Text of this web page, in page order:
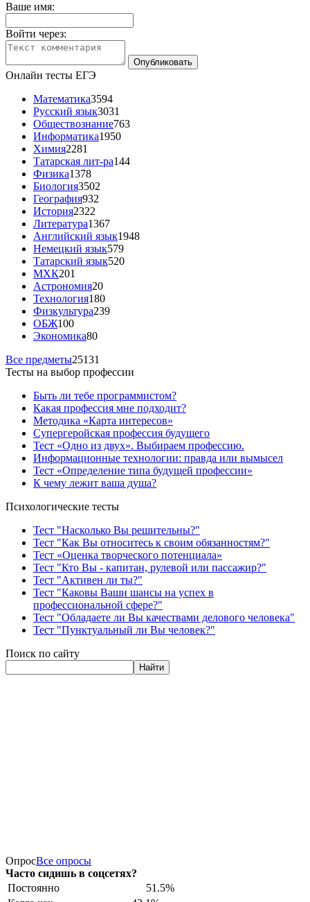
Ваше имя:
Войти через:
Онлайн тесты ЕГЭ
Математика3594
Русский язык3031
Обществознание763
Информатика1950
Химия2281
Татарская лит-ра144
Физика1378
Биология3502
География932
История2322
Литература1367
Английский язык1948
Немецкий язык579
Татарский язык520
МХК201
Астрономия20
Технология180
Физкультура239
ОБЖ100
Экономика80
Все предметы25131
Тесты на выбор профессии
Быть ли тебе программистом?
Какая профессия мне подходит?
Методика «Карта интересов»
Супергеройская профессия будущего
Тест «Одно из двух». Выбираем профессию.
Информационные технологии: правда или вымысел
Тест «Определение типа будущей профессии»
К чему лежит ваша душа?
Психологические тесты
Тест "Насколько Вы решительны?"
Тест "Как Вы относитесь к своим обязанностям?"
Тест «Оценка творческого потенциала»
Тест "Кто Вы - капитан, рулевой или пассажир?"
Тест "Активен ли ты?"
Тест "Каковы Ваши шансы на успех в
профессиональной сфере?"
Тест "Обладаете ли Вы качествами делового человека"
Тест "Пунктуальный ли Вы человек?"
Поиск по сайту
Найти
ОпросВсе опросы
Часто сидишь в соцсетях?
Постоянно
51.5%